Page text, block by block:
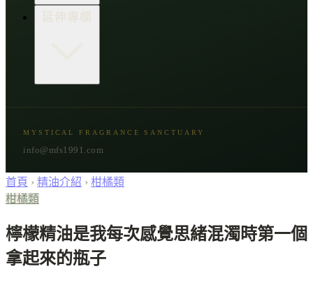
樹脂類
顯化與吸引力
延伸專欄
古文明與神話
節氣與民俗
MYSTICAL FRAGRANCE SANCTUARY
info@mfs1991.com
首頁 › 精油介紹 › 柑橘類
柑橘類
檸檬精油是我每次感覺思緒混濁時第一個
拿起來的瓶子